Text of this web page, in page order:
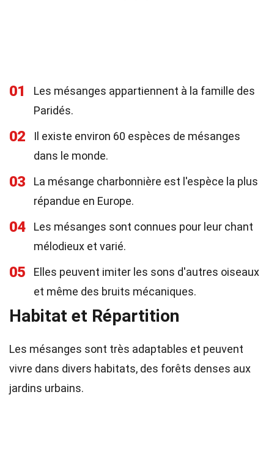
01
Les mésanges appartiennent à la famille des
Paridés.
02
Il existe environ 60 espèces de mésanges
dans le monde.
03
La mésange charbonnière est l'espèce la plus
répandue en Europe.
04
Les mésanges sont connues pour leur chant
mélodieux et varié.
05
Elles peuvent imiter les sons d'autres oiseaux
et même des bruits mécaniques.
Habitat et Répartition
Les mésanges sont très adaptables et peuvent
vivre dans divers habitats, des forêts denses aux
jardins urbains.